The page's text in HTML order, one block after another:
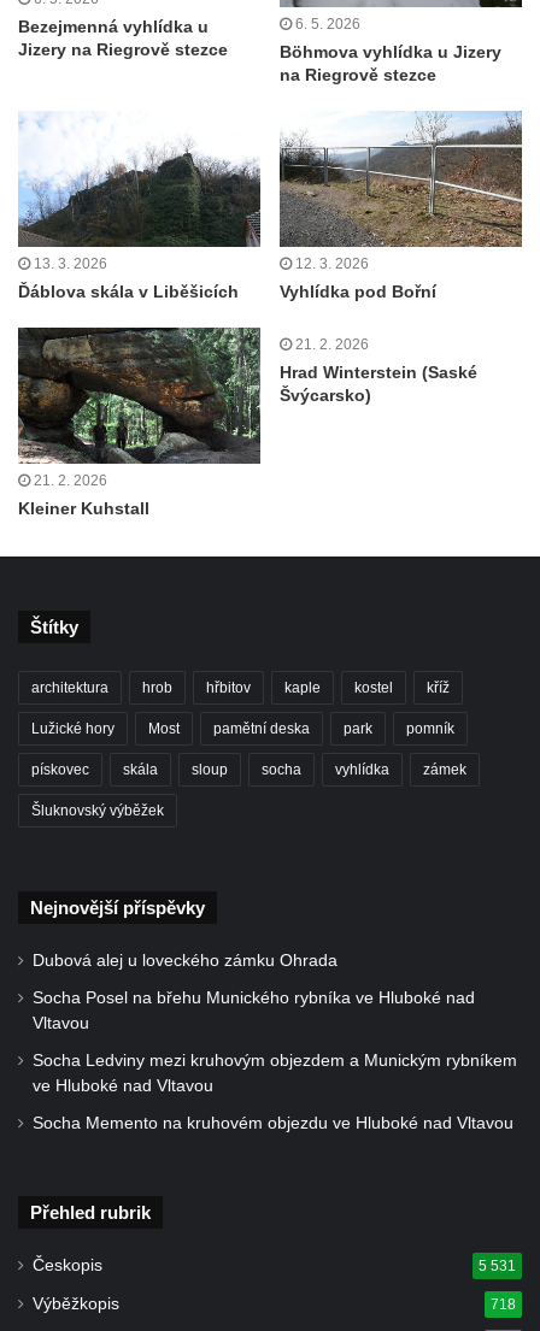
Slavíček
Kamenná slunce u obce Staré
Sluj českých bratří a Symbolický hrob
českých bratří
Besedická vyhlídka (na Vysoké skále)
Vyhlídka Kde domov můj (Besedické skály)
Jeskyně Matěje Krocínovského v
Besedických skalách
Husníkova vyhlídka (Besedické skály)
Hořákova vyhlídka (Besedické skály)
Hraběcí vyhlídka u Rabštejna nad Střelou
Bořeň
Vyhlídka na Chřibském (Kamzičím) vrchu
Kamenická vyhlídka
Vyhlídka nad jezírkem v Srbské Kamenici
Doerellova vyhlídka u Dubice
Vyhlídka u kostela svaté Barbory v Dubici
Vyhlídka Václava Krčila
Vyhlídka Mlynářův kámen
Císařský výhled (Kvádrberk, Stoličná hora)
Vyhlídka Labská stráž
Bezejmenná vyhlídka u
Jizery na Riegrově stezce
6. 5. 2026
Böhmova vyhlídka u Jizery
na Riegrově stezce
13. 3. 2026
Ďáblova skála v Liběšicích
12. 3. 2026
Vyhlídka pod Bořní
21. 2. 2026
Kleiner Kuhstall
21. 2. 2026
Hrad Winterstein (Saské
Švýcarsko)
Štítky
architektura hrob hřbitov kaple kostel kříž
Lužické hory Most pamětní deska park pomník
pískovec skála sloup socha vyhlídka zámek
Šluknovský výběžek
Nejnovější příspěvky
Dubová alej u loveckého zámku Ohrada
Socha Posel na břehu Munického rybníka ve Hluboké nad
Vltavou
Socha Ledviny mezi kruhovým objezdem a Munickým rybníkem
ve Hluboké nad Vltavou
Socha Memento na kruhovém objezdu ve Hluboké nad Vltavou
Přehled rubrik
Českopis 5 531
Výběžkopis 718